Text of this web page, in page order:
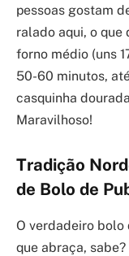
pessoas gostam
ralado aqui, o que
forno médio (uns
50-60 minutos,
casquinha
Maravilhoso!
Tradição
de Bolo de
O verdadeiro bolo
que abraça,